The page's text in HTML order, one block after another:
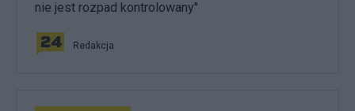
nie jest rozpad kontrolowany"
Redakcja